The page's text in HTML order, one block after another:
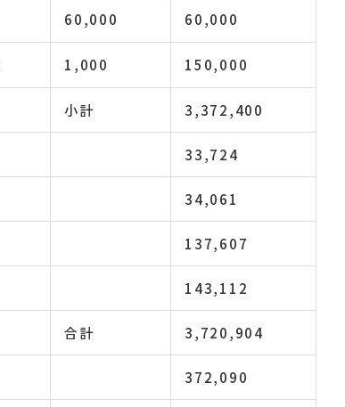
60,000 60,000
1,000 150,000
小計 3,372,400
33,724
34,061
137,607
143,112
合計 3,720,904
372,090